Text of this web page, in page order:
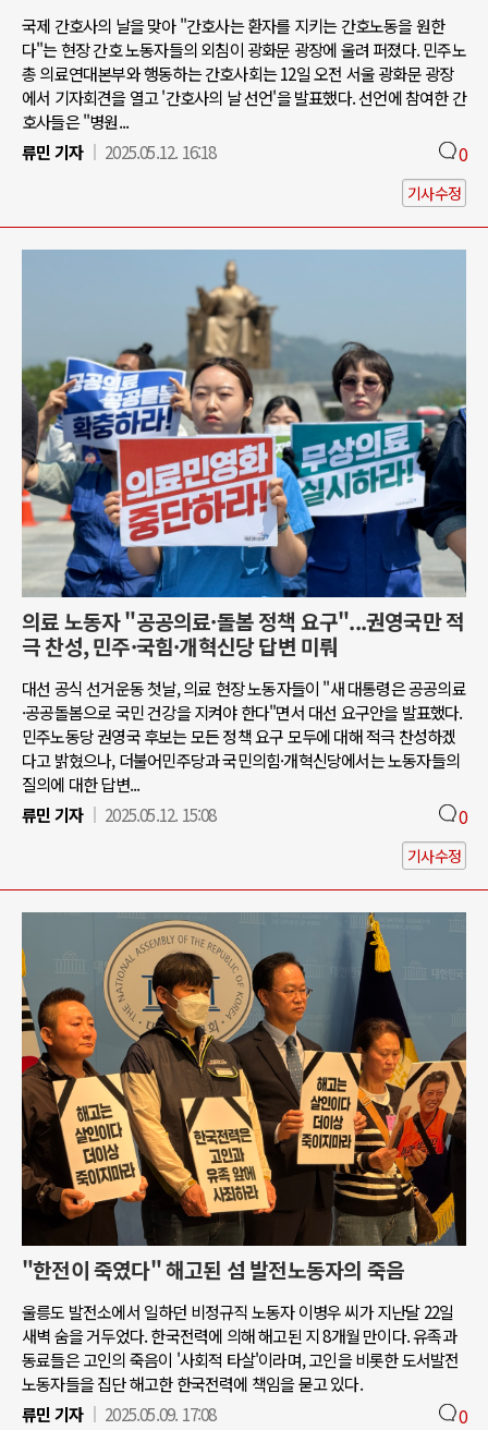
국제 간호사의 날을 맞아 "간호사는 환자를 지키는 간호노동을 원한
다"는 현장 간호 노동자들의 외침이 광화문 광장에 울려 퍼졌다. 민주노
총 의료연대본부와 행동하는 간호사회는 12일 오전 서울 광화문 광장
에서 기자회견을 열고 '간호사의 날 선언'을 발표했다. 선언에 참여한 간
호사들은 "병원...
류민 기자
2025.05.12. 16:18 0
기사수정
의료 노동자 "공공의료·돌봄 정책 요구"...권영국만 적
극 찬성, 민주·국힘·개혁신당 답변 미뤄
대선 공식 선거운동 첫날, 의료 현장 노동자들이 "새 대통령은 공공의료
·공공돌봄으로 국민 건강을 지켜야 한다"면서 대선 요구안을 발표했다.
민주노동당 권영국 후보는 모든 정책 요구 모두에 대해 적극 찬성하겠
다고 밝혔으나, 더불어민주당과 국민의힘·개혁신당에서는 노동자들의
질의에 대한 답변...
류민 기자
2025.05.12. 15:08 0
기사수정
"한전이 죽였다" 해고된 섬 발전노동자의 죽음
울릉도 발전소에서 일하던 비정규직 노동자 이병우 씨가 지난달 22일
새벽 숨을 거두었다. 한국전력에 의해 해고된 지 8개월 만이다. 유족과
동료들은 고인의 죽음이 '사회적 타살'이라며, 고인을 비롯한 도서발전
노동자들을 집단 해고한 한국전력에 책임을 묻고 있다.
류민 기자
2025.05.09. 17:08 0